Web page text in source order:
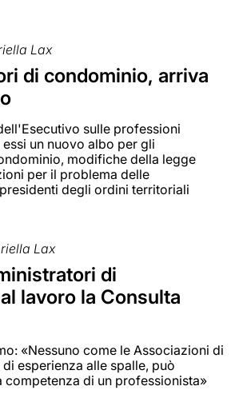
Lax
di condominio, arriva
sulle professioni
un nuovo albo per gli
modifiche della legge
per il problema delle
degli ordini territoriali
Lax
di
lavoro la Consulta
«Nessuno come le Associazioni di
esperienza alle spalle, può
di un professionista»